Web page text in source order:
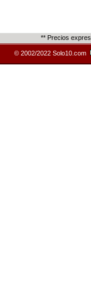
** Precios
© 2002/2022 Solo10.com